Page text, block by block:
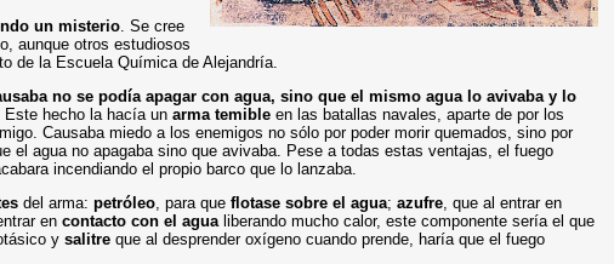
un misterio. Se cree
aunque otros estudiosos
de la Escuela Química de Alejandría.
no se podía apagar con agua, sino que el mismo agua lo avivaba y lo
Este hecho la hacía unarma temible en las batallas navales, aparte de por los
Causaba miedo a los enemigos no sólo por poder morir quemados, sino por
el agua no apagaba sino que avivaba. Pese a todas estas ventajas, el fuego
incendiando el propio barco que lo lanzaba.
del arma:petróleo, para queflotase sobre el agua;azufre, que al entrar en
encontacto con el agualiberando mucho calor, este componente sería el que
ysalitre que al desprender oxígeno cuando prende, haría queel fuego